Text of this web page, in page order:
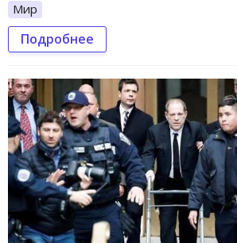
Мир
Подробнее